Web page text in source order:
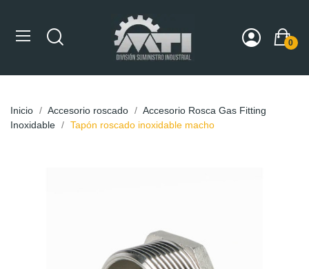
0
Inicio Accesorio roscado
Accesorio Rosca Gas Fitting
Inoxidable
Tapón roscado inoxidable macho